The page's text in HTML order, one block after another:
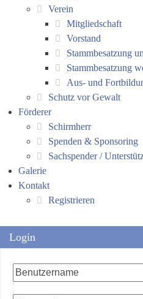
Verein
Mitgliedschaft
Vorstand
Stammbesatzung
Stammbesatzung
Aus- und
Schutz vor Gewalt
Förderer
Schirmherr
Spenden & Sponsoring
Sachspender /
Galerie
Kontakt
Registrieren
Login